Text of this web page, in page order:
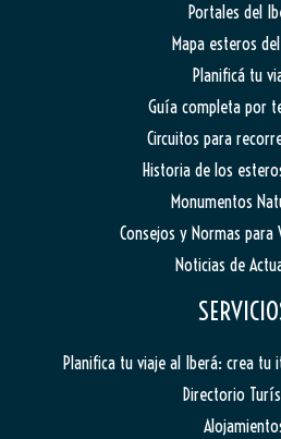
Portales del
Mapa esteros
Planificá tu
Guía completa por
Circuitos para
Historia de los
Monumentos
Consejos y Normas para
Noticias de
Planifica tu viaje al Iberá: crea tu
Directorio